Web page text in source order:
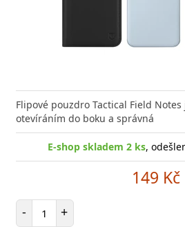
Flipové pouzdro Tactical Field
otevíráním do boku a správná
E-shop skladem 2 ks,
149 Kč
- Počet položek
+